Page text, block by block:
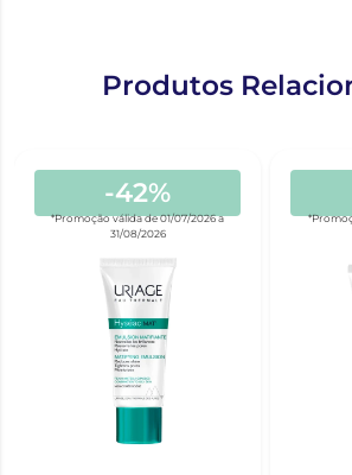
Produtos
-42%
*Promoção válida de 01/07/2026 a
31/08/2026